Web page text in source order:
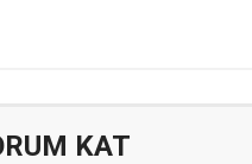
KAT